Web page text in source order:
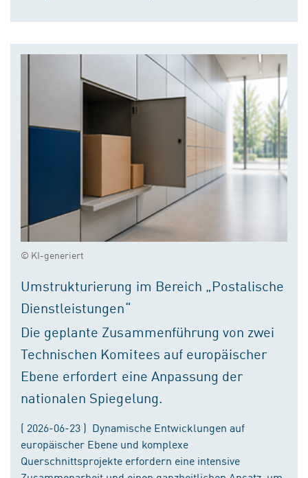
© KI-generiert
Umstrukturierung im Bereich „Postalische
Dienstleistungen“
Die geplante Zusammenführung von zwei
Technischen Komitees auf europäischer
Ebene erfordert eine Anpassung der
nationalen Spiegelung.
( 2026-06-23 ) Dynamische Entwicklungen auf
europäischer Ebene und komplexe
Querschnittsprojekte erfordern eine intensive